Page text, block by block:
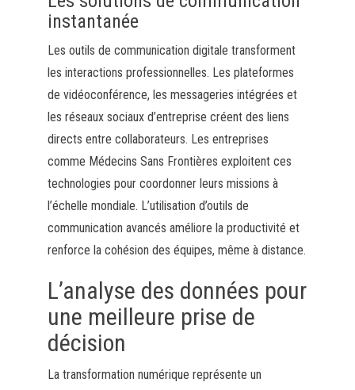
instantanée
Les outils de communication digitale transforment
les interactions professionnelles. Les plateformes
de vidéoconférence, les messageries intégrées et
les réseaux sociaux d’entreprise créent des liens
directs entre collaborateurs. Les entreprises
comme Médecins Sans Frontières exploitent ces
technologies pour coordonner leurs missions à
l’échelle mondiale. L’utilisation d’outils de
communication avancés améliore la productivité et
renforce la cohésion des équipes, même à distance.
L’analyse des données pour
une meilleure prise de
décision
La transformation numérique représente un